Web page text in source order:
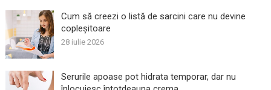
Cum să creezi o listă de sarcini care nu devine
copleșitoare
28 iulie 2026
Serurile apoase pot hidrata temporar, dar nu